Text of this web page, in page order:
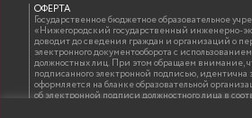
ОФЕРТА
Государственное бюджетное образовательное
«Нижегородский государственный инженерно-
доводит до сведения граждан и организаций о
электронного документооборота с
должностных лиц. При этом обращаем внимание,
подписанного электронной подписью, идентична
оформляется на бланке образовательной
об электронной подписи должностного лица в